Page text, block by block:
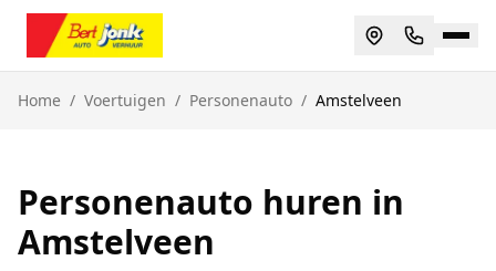
Home / Voertuigen / Personenauto / Amstelveen
Personenauto huren in
Amstelveen